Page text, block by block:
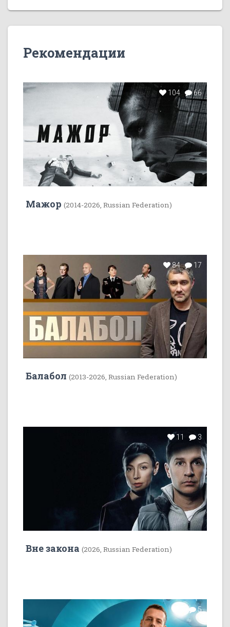
Рекомендации
104 66
Мажор (2014-2026, Russian Federation)
84 17
Балабол (2013-2026, Russian Federation)
11 3
Вне закона (2026, Russian Federation)
7 5